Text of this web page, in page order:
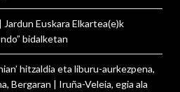
Jardun Euskara Elkartea(e)k
bidalketan
hitzaldia eta liburu-aurkezpena,
Bergaran | Iruña-Veleia, egia ala